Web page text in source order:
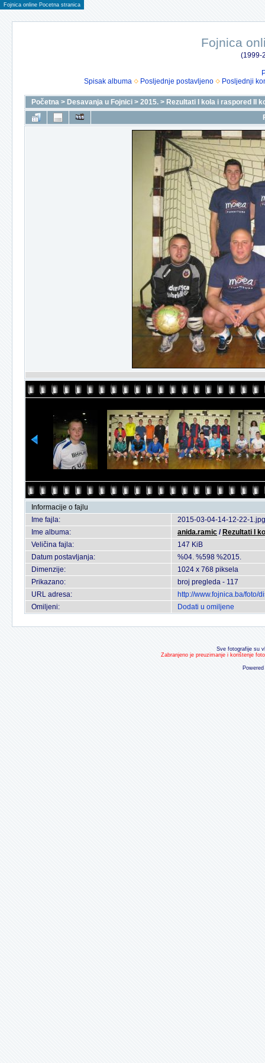
Fojnica online Pocetna stranica
Fojnica
(1999-
Spisak albuma
Posljednje postavljeno Posljednji
Početna > Desavanja u Fojnici > 2015. > Rezultati I kola i raspored II
Informacije o fajlu
Ime fajla:
2015-03-04-14-12-22-1.jpg
Ime albuma:
anida.ramic / Rezultati I
Veličina fajla:
147 KiB
Datum postavljanja:
%04. %598 %2015.
Dimenzije:
1024 x 768 piksela
Prikazano:
broj pregleda - 117
URL adresa:
http://www.fojnica.ba/foto/
Omiljeni:
Dodati u omiljene
Sve fotografije su
Zabranjeno je preuzimanje i korištenje